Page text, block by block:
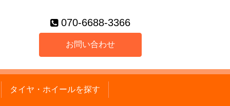
070-6688-3366
お問い合わせ
タイヤ・ホイールを探す